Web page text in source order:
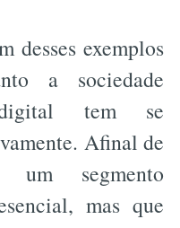
desses exemplos
a sociedade
tem se
Afinal de
um segmento
mas que